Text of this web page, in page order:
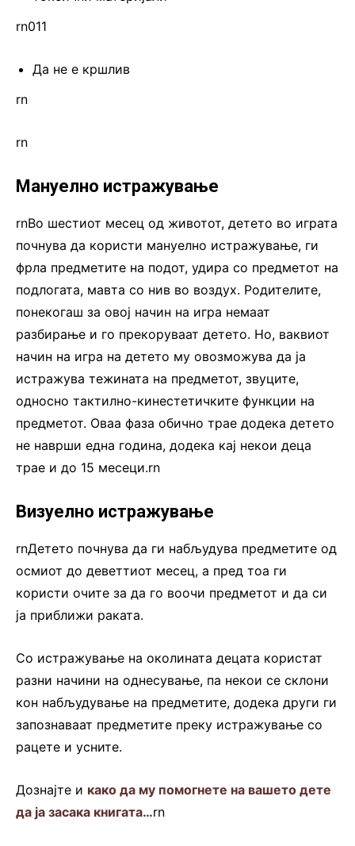
rn011
Да не е кршлив
rn
rn
Мануелно истражување
rnВо шестиот месец од животот, детето во играта
почнува да користи мануелно истражување, ги
фрла предметите на подот, удира со предметот на
подлогата, мавта со нив во воздух. Родителите,
понекогаш за овој начин на игра немаат
разбирање и го прекоруваат детето. Но, ваквиот
начин на игра на детето му овозможува да ја
истражува тежината на предметот, звуците,
односно тактилно-кинестетичките функции на
предметот. Оваа фаза обично трае додека детето
не наврши една година, додека кај некои деца
трае и до 15 месеци.rn
Визуелно истражување
rnДетето почнува да ги набљудува предметите од
осмиот до деветтиот месец, а пред тоа ги
користи очите за да го воочи предметот и да си
ја приближи раката.
Со истражување на околината децата користат
разни начини на однесување, па некои се склони
кон набљудување на предметите, додека други ги
запознаваат предметите преку истражување со
рацете и усните.
Дознајте и како да му помогнете на вашето дете
да ја засака книгата…rn